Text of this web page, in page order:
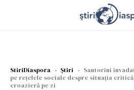
StiriDiaspora › Știri › Santorini
pe rețelele sociale despre situația critică
croazieră pe zi